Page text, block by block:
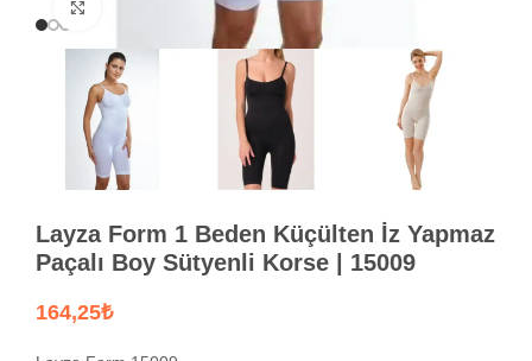
Büyütmek için tıklayın
Layza Form 1 Beden Küçülten İz Yapmaz
Paçalı Boy Sütyenli Korse | 15009
₺